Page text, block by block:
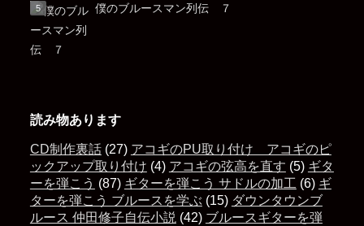
僕のブルースマン列伝 ７
読み物あります
CD制作裏話(27) アコギのPU取り付け アコギのピ
ックアップ取り付け (4) アコギの弦高を直す (5) ギタ
ーを弾こう (87) ギターを弾こう サドルの加工 (6) ギ
ターを弾こう ブルースを学ぶ (15) ダウンタウンブ
ルース 仲田修子自伝小説 (42) ブルースギターを弾